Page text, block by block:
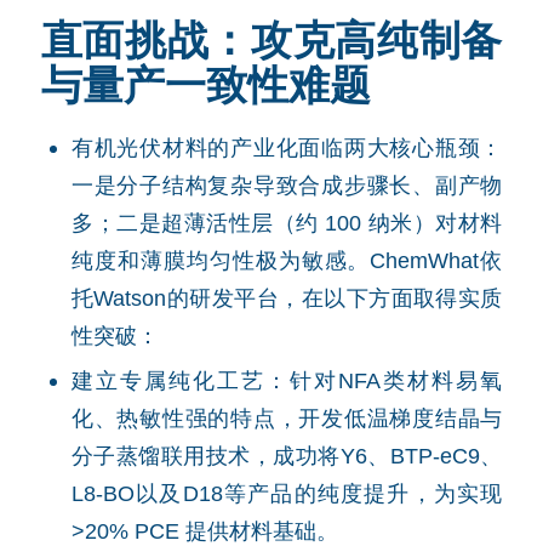
直面挑战：攻克高纯制备
与量产一致性难题
有机光伏材料的产业化面临两大核心瓶颈：
一是分子结构复杂导致合成步骤长、副产物
多；二是超薄活性层（约 100 纳米）对材料
纯度和薄膜均匀性极为敏感。ChemWhat依
托Watson的研发平台，在以下方面取得实质
性突破：
建立专属纯化工艺：针对NFA类材料易氧
化、热敏性强的特点，开发低温梯度结晶与
分子蒸馏联用技术，成功将Y6、BTP-eC9、
L8-BO以及D18等产品的纯度提升，为实现
>20% PCE 提供材料基础。